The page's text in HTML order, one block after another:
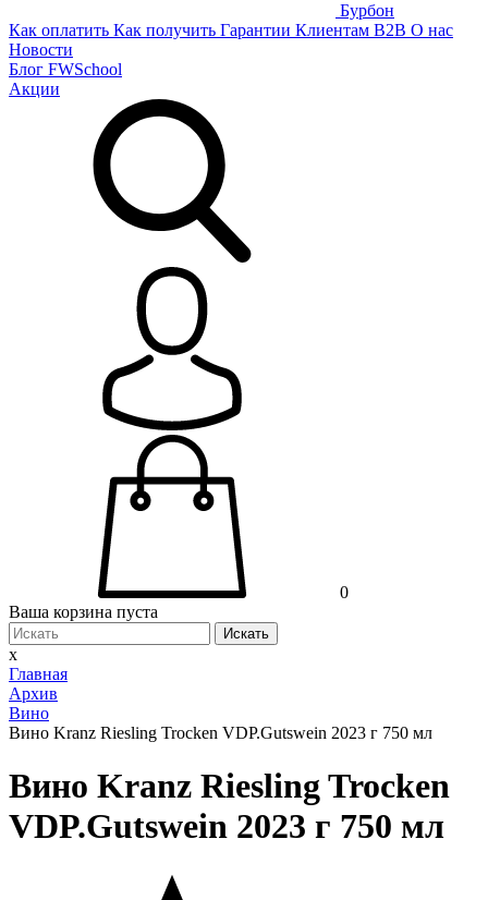
Бурбон
Как оплатить Как получить Гарантии Клиентам B2B О нас
Новости
Блог FWSchool
Акции
0
Ваша корзина пуста
Искать
x
Главная
Архив
Вино
Вино Kranz Riesling Trocken VDP.Gutswein 2023 г 750 мл
Вино Kranz Riesling Trocken
VDP.Gutswein 2023 г 750 мл